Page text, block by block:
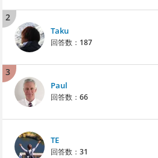
2
Taku
回答数： 187
3
Paul
回答数： 66
TE
回答数： 31